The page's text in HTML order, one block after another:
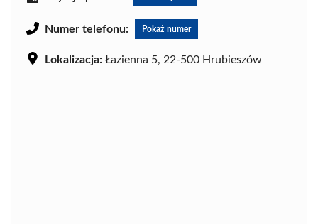
Numer telefonu: Pokaż numer
Lokalizacja: Łazienna 5, 22-500 Hrubieszów